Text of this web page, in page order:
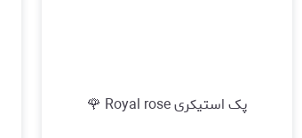
پک استیکری Royal rose 🌹